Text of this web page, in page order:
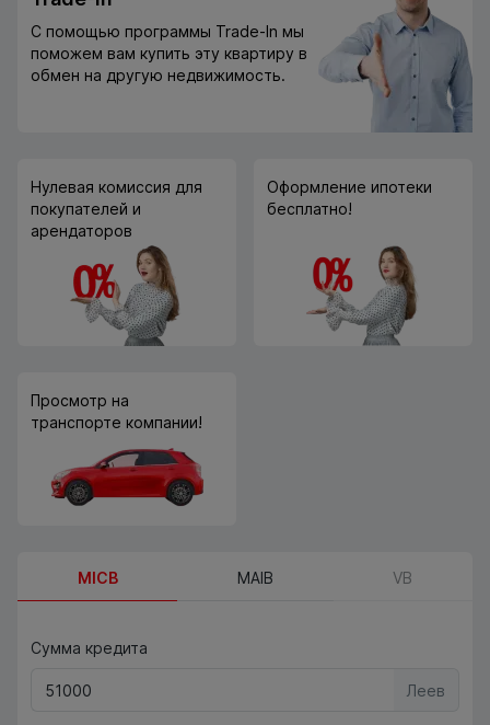
С помощью программы Trade-In мы
поможем вам купить эту квартиру в
обмен на другую недвижимость.
Нулевая комиссия для
покупателей и
арендаторов
Оформление ипотеки
бесплатно!
Просмотр на
транспорте компании!
MICB MAIB VB
Сумма кредита
Леев